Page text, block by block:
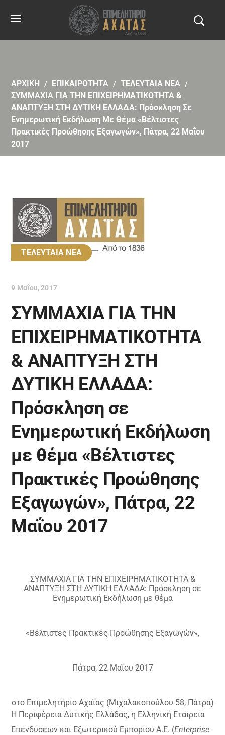
ΑΡΧΙΚΗ ΕΠΙΚΑΙΡΟΤΗΤΑ
ΤΕΛΕΥΤΑΙΑ ΝΕΑ
ΣΥΜΜΑΧΙΑ ΓΙΑ ΤΗΝ ΕΠΙΧΕΙΡΗΜΑΤΙΚΟΤΗΤΑ &
ΑΝΑΠΤΥΞΗ ΣΤΗ ΔΥΤΙΚΗ ΕΛΛΑΔΑ: Πρόσκληση Σε
Ενημερωτική Εκδήλωση Με Θέμα «Βέλτιστες
Πρακτικές Προώθησης Εξαγωγών», Πάτρα, 22 Μαΐου
2017
ΤΕΛΕΥΤΑΙΑ ΝΕΑ
9 Μαΐου, 2017
ΣΥΜΜΑΧΙΑ ΓΙΑ ΤΗΝ
ΕΠΙΧΕΙΡΗΜΑΤΙΚΟΤΗΤΑ
& ΑΝΑΠΤΥΞΗ ΣΤΗ
ΔΥΤΙΚΗ ΕΛΛΑΔΑ:
Πρόσκληση σε
Ενημερωτική Εκδήλωση
με θέμα «Βέλτιστες
Πρακτικές Προώθησης
Εξαγωγών», Πάτρα, 22
Μαΐου 2017
ΣΥΜΜΑΧΙΑ ΓΙΑ ΤΗΝ ΕΠΙΧΕΙΡΗΜΑΤΙΚΟΤΗΤΑ &
ΑΝΑΠΤΥΞΗ ΣΤΗ ΔΥΤΙΚΗ ΕΛΛΑΔΑ: Πρόσκληση σε
Ενημερωτική Εκδήλωση με θέμα
«Βέλτιστες Πρακτικές Προώθησης Εξαγωγών»,
Πάτρα, 22 Μαΐου 2017
στο Επιμελητήριο Αχαΐας (Μιχαλακοπούλου 58, Πάτρα)
Η Περιφέρεια Δυτικής Ελλάδας, η Ελληνική Εταιρεία
Επενδύσεων και Εξωτερικού Εμπορίου Α.Ε. (Enterprise